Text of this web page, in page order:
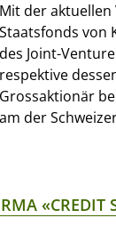
Mit der
Staatsfonds von
des Joint-
respektive
Grossaktionär
am der
«CREDIT